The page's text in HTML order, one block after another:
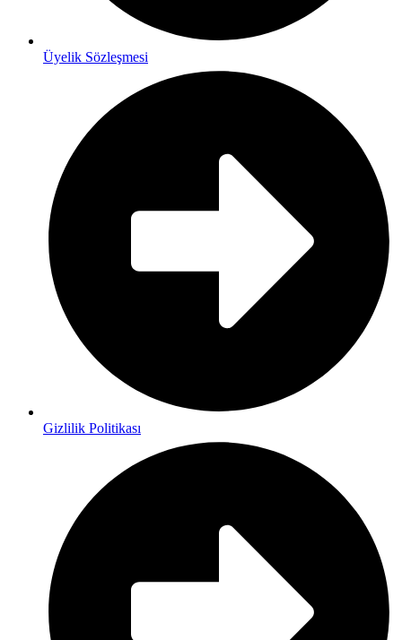
Üyelik Sözleşmesi
Gizlilik Politikası